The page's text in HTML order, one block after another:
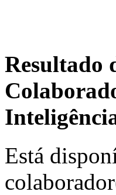
Resultado
Está